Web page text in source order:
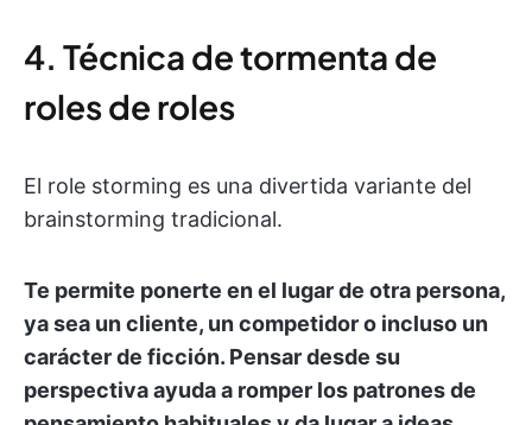
4. Técnica de tormenta de
roles de roles
El role storming es una divertida variante del
brainstorming tradicional.
Te permite ponerte en el lugar de otra persona,
ya sea un cliente, un competidor o incluso un
carácter de ficción. Pensar desde su
perspectiva ayuda a romper los patrones de